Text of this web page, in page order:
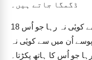
ڈگمگا جاتے ہیں۔
18
پوسے اُن میں سے کویٔی نہ
رہا جو اُس کا ہاتھ پکڑتا۔